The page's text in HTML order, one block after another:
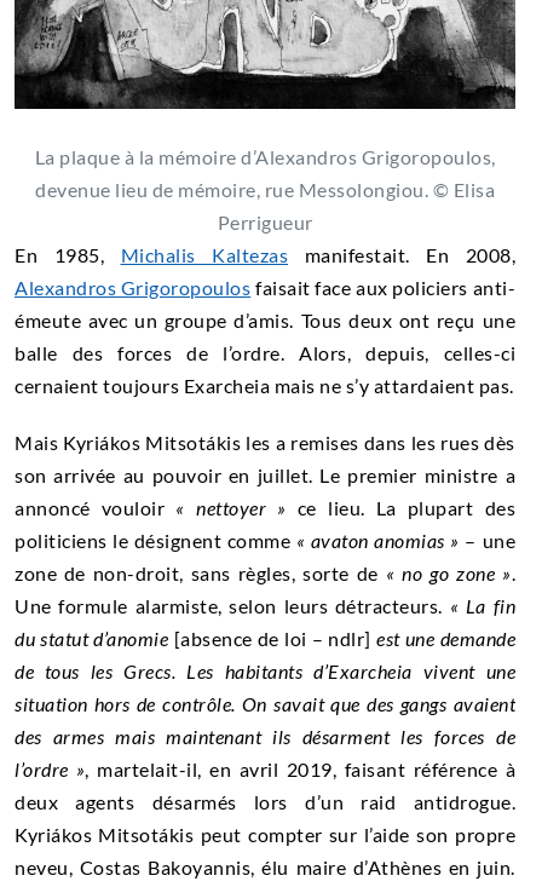
La plaque à la mémoire d’Alexandros Grigoropoulos,
devenue lieu de mémoire, rue Messolongiou. © Elisa
Perrigueur
En 1985, Michalis Kaltezas manifestait. En 2008,
Alexandros Grigoropoulos faisait face aux policiers anti-
émeute avec un groupe d’amis. Tous deux ont reçu une
balle des forces de l’ordre. Alors, depuis, celles-ci
cernaient toujours Exarcheia mais ne s’y attardaient pas.
Mais Kyriákos Mitsotákis les a remises dans les rues dès
son arrivée au pouvoir en juillet. Le premier ministre a
annoncé vouloir « nettoyer » ce lieu. La plupart des
politiciens le désignent comme « avaton anomias » – une
zone de non-droit, sans règles, sorte de « no go zone »
Une formule alarmiste, selon leurs détracteurs. « La fin
du statut d’anomie [absence de loi – ndlr] est une demande
de tous les Grecs. Les habitants d’Exarcheia vivent une
situation hors de contrôle. On savait que des gangs avaient
des armes mais maintenant ils désarment les forces de
l’ordre » , martelait-il, en avril 2019, faisant référence à
deux agents désarmés lors d’un raid antidrogue.
Kyriákos Mitsotákis peut compter sur l’aide son propre
neveu, Costas Bakoyannis, élu maire d’Athènes en juin.